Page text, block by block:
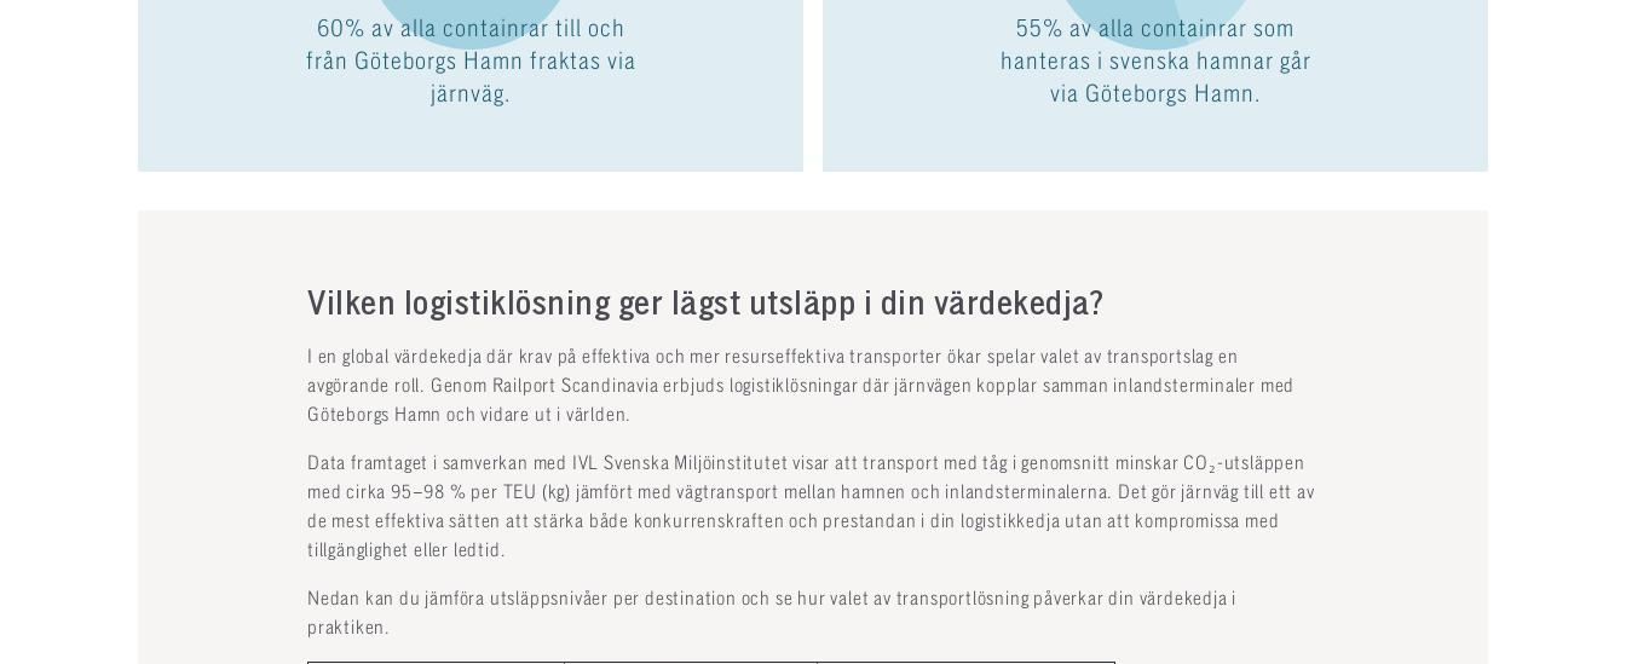
60% av alla containrar till och
från Göteborgs Hamn fraktas via
järnväg.
55% av alla containrar som
hanteras i svenska hamnar går
via Göteborgs Hamn.
Vilken logistiklösning ger lägst utsläpp i din värdekedja?
I en global värdekedja där krav på effektiva och mer resurseffektiva transporter ökar spelar valet av transportslag en
avgörande roll. Genom Railport Scandinavia erbjuds logistiklösningar där järnvägen kopplar samman inlandsterminaler med
Göteborgs Hamn och vidare ut i världen.
Data framtaget i samverkan med IVL Svenska Miljöinstitutet visar att transport med tåg i genomsnitt minskar CO₂-utsläppen
med cirka 95–98 % per TEU (kg) jämfört med vägtransport mellan hamnen och inlandsterminalerna. Det gör järnväg till ett av
de mest effektiva sätten att stärka både konkurrenskraften och prestandan i din logistikkedja utan att kompromissa med
tillgänglighet eller ledtid.
Nedan kan du jämföra utsläppsnivåer per destination och se hur valet av transportlösning påverkar din värdekedja i
praktiken.